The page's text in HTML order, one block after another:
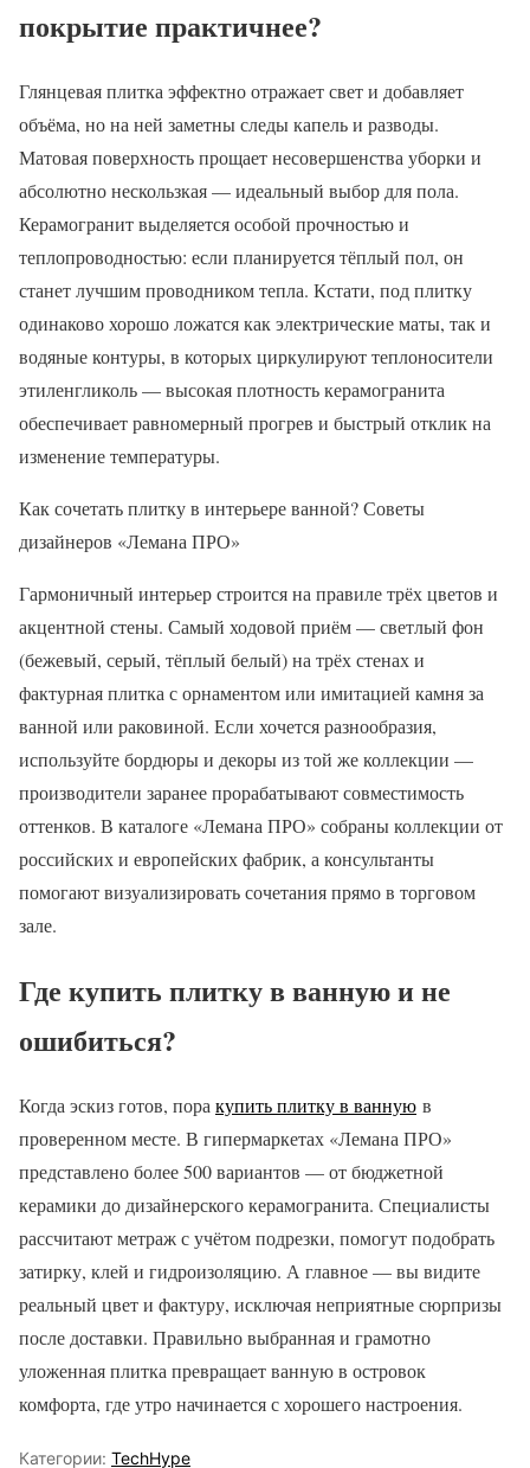
покрытие практичнее?
Глянцевая плитка эффектно отражает свет и добавляет
объёма, но на ней заметны следы капель и разводы.
Матовая поверхность прощает несовершенства уборки и
абсолютно нескользкая — идеальный выбор для пола.
Керамогранит выделяется особой прочностью и
теплопроводностью: если планируется тёплый пол, он
станет лучшим проводником тепла. Кстати, под плитку
одинаково хорошо ложатся как электрические маты, так и
водяные контуры, в которых циркулируют теплоносители
этиленгликоль — высокая плотность керамогранита
обеспечивает равномерный прогрев и быстрый отклик на
изменение температуры.
Как сочетать плитку в интерьере ванной? Советы
дизайнеров «Лемана ПРО»
Гармоничный интерьер строится на правиле трёх цветов и
акцентной стены. Самый ходовой приём — светлый фон
(бежевый, серый, тёплый белый) на трёх стенах и
фактурная плитка с орнаментом или имитацией камня за
ванной или раковиной. Если хочется разнообразия,
используйте бордюры и декоры из той же коллекции —
производители заранее прорабатывают совместимость
оттенков. В каталоге «Лемана ПРО» собраны коллекции от
российских и европейских фабрик, а консультанты
помогают визуализировать сочетания прямо в торговом
зале.
Где купить плитку в ванную и не
ошибиться?
Когда эскиз готов, пора купить плитку в ванную в
проверенном месте. В гипермаркетах «Лемана ПРО»
представлено более 500 вариантов — от бюджетной
керамики до дизайнерского керамогранита. Специалисты
рассчитают метраж с учётом подрезки, помогут подобрать
затирку, клей и гидроизоляцию. А главное — вы видите
реальный цвет и фактуру, исключая неприятные сюрпризы
после доставки. Правильно выбранная и грамотно
уложенная плитка превращает ванную в островок
комфорта, где утро начинается с хорошего настроения.
Категории: TechHype